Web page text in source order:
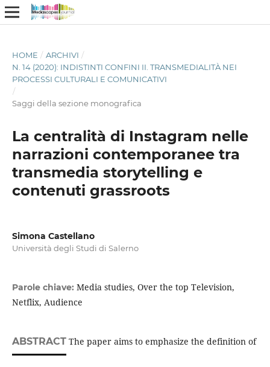
HOME / ARCHIVI /
N. 14 (2020): INDISTINTI CONFINI II. TRANSMEDIALITÀ NEI
PROCESSI CULTURALI E COMUNICATIVI
/
Saggi della sezione monografica
La centralità di Instagram nelle
narrazioni contemporanee tra
transmedia storytelling e
contenuti grassroots
Simona Castellano
Università degli Studi di Salerno
Parole chiave: Media studies, Over the top Television,
Netflix, Audience
ABSTRACTThe paper aims to emphasize the definition of